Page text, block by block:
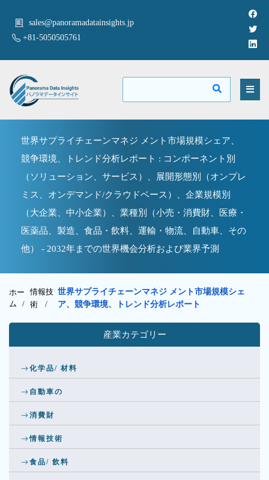
sales@panoramadatainsights.jp
+81-5050505761
世界サプライチェーンマネジ メント市場規模シェア、
競争環境、トレンド分析レポート : コンポーネント別
（ソリューション、サービス）、展開形態別（オンプレ
ミス、オンデマンド/クラウドベース）、企業規模別
（大企業、中小企業）、業種別（小売・消費財、医療・
医薬品、製造、食品・飲料、運輸・物流、自動車、その
他） - 2032年までの世界機会分析および業界予測
ホー
ム /
情報技
術 /
世界サプライチェーンマネジ メント市場規模シェ
ア、競争環境、トレンド分析レポート
産業カテゴリー
化学品/ 材料
自動車の
消費財
情報技術
食品/ 飲料